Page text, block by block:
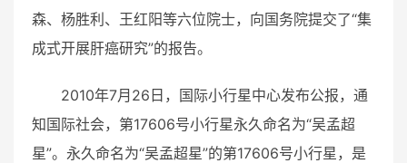
森、杨胜利、王红阳等六位院士，向国务院提交了“集
成式开展肝癌研究”的报告。
2010年7月26日，国际小行星中心发布公报，通
知国际社会，第17606号小行星永久命名为“吴孟超
星”。永久命名为“吴孟超星”的第17606号小行星，是